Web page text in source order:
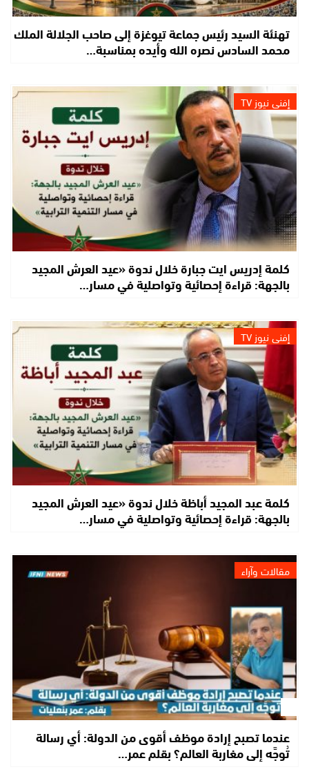
تهنئة السيد رئيس جماعة تيوغزة إلى صاحب الجلالة الملك
محمد السادس نصره الله وأيده بمناسبة…
إفني نيوز TV
كلمة إدريس ايت جبارة خلال ندوة «عيد العرش المجيد
بالجهة: قراءة إحصائية وتواصلية في مسار…
إفني نيوز TV
كلمة عبد المجيد أباظة خلال ندوة «عيد العرش المجيد
بالجهة: قراءة إحصائية وتواصلية في مسار…
مقالات وآراء
عندما تصبح إرادة موظف أقوى من الدولة: أي رسالة
تُوجَّه إلى مغاربة العالم؟ بقلم عمر…